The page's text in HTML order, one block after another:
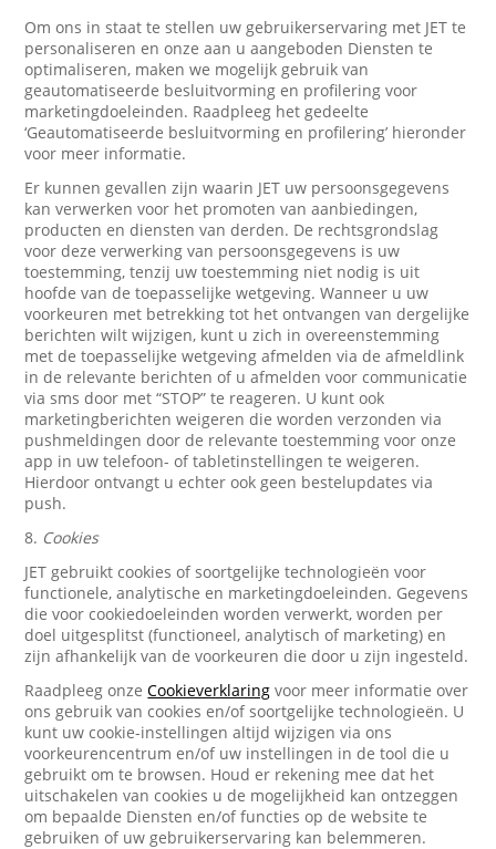
Om ons in staat te stellen uw gebruikerservaring met JET te
personaliseren en onze aan u aangeboden Diensten te
optimaliseren, maken we mogelijk gebruik van
geautomatiseerde besluitvorming en profilering voor
marketingdoeleinden. Raadpleeg het gedeelte
‘Geautomatiseerde besluitvorming en profilering’ hieronder
voor meer informatie.
Er kunnen gevallen zijn waarin JET uw persoonsgegevens
kan verwerken voor het promoten van aanbiedingen,
producten en diensten van derden. De rechtsgrondslag
voor deze verwerking van persoonsgegevens is uw
toestemming, tenzij uw toestemming niet nodig is uit
hoofde van de toepasselijke wetgeving. Wanneer u uw
voorkeuren met betrekking tot het ontvangen van dergelijke
berichten wilt wijzigen, kunt u zich in overeenstemming
met de toepasselijke wetgeving afmelden via de afmeldlink
in de relevante berichten of u afmelden voor communicatie
via sms door met “STOP” te reageren. U kunt ook
marketingberichten weigeren die worden verzonden via
pushmeldingen door de relevante toestemming voor onze
app in uw telefoon- of tabletinstellingen te weigeren.
Hierdoor ontvangt u echter ook geen bestelupdates via
push.
8. Cookies
JET gebruikt cookies of soortgelijke technologieën voor
functionele, analytische en marketingdoeleinden. Gegevens
die voor cookiedoeleinden worden verwerkt, worden per
doel uitgesplitst (functioneel, analytisch of marketing) en
zijn afhankelijk van de voorkeuren die door u zijn ingesteld.
Raadpleeg onzeCookieverklaring voor meer informatie over
ons gebruik van cookies en/of soortgelijke technologieën. U
kunt uw cookie-instellingen altijd wijzigen via ons
voorkeurencentrum en/of uw instellingen in de tool die u
gebruikt om te browsen. Houd er rekening mee dat het
uitschakelen van cookies u de mogelijkheid kan ontzeggen
om bepaalde Diensten en/of functies op de website te
gebruiken of uw gebruikerservaring kan belemmeren.